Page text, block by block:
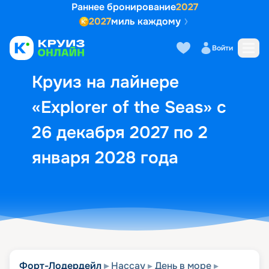
Раннее бронирование2027
2027миль каждому
Войти
Круиз на лайнере
«Explorer of the Seas» с
26 декабря 2027 по 2
января 2028 года
Выбор кают Маршрут и
Форт-Лодердейл Нассау День в море